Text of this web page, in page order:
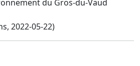
du Gros-du-Vaud
2022-05-22)